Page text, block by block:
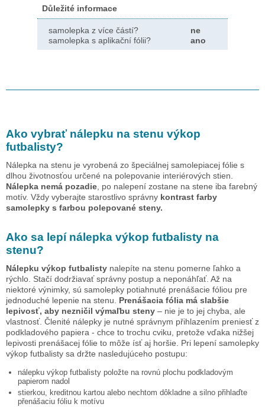
Důležité informace
samolepka z více částí?
ne
samolepka s aplikační fólii?
ano
Ako vybrať nálepku na stenu výkop
futbalisty?
Nálepka na stenu je vyrobená zo špeciálnej samolepiacej fólie s
dlhou životnosťou určené na polepovanie interiérových stien.
Nálepka nemá pozadie , po nalepení zostane na stene iba farebný
motív. Vždy vyberajte starostlivo správny kontrast farby
samolepky s farbou polepované steny.
Ako sa lepí nálepka výkop futbalisty na
stenu?
Nálepku výkop futbalisty nalepíte na stenu pomerne ľahko a
rýchlo. Stačí dodržiavať správny postup a neponáhľať. Až na
niektoré výnimky, sú samolepky potiahnuté prenášacie fóliou pre
jednoduché lepenie na stenu. Prenášacia fólia má slabšie
lepivosť, aby nezničil výmaľbu steny – nie je to jej chyba, ale
vlastnosť. Členité nálepky je nutné správnym přihlazením preniesť z
podkladového papiera - chce to trochu cviku, pretože vďaka nižšej
lepivosti prenášacej fólie to môže ísť aj horšie. Pri lepení samolepky
výkop futbalisty sa držte nasledujúceho postupu:
nálepku výkop futbalisty položte na rovnú plochu podkladovým
papierom nadol
stierkou, kreditnou kartou alebo nechtom dôkladne a silno přihlaďte
přenášaciu fóliu k motívu